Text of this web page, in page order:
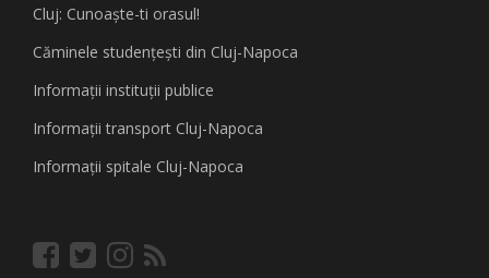
Cluj: Cunoaşte-ti orasul!
Căminele studenţeşti din Cluj-Napoca
Informaţii instituţii publice
Informaţii transport Cluj-Napoca
Informaţii spitale Cluj-Napoca